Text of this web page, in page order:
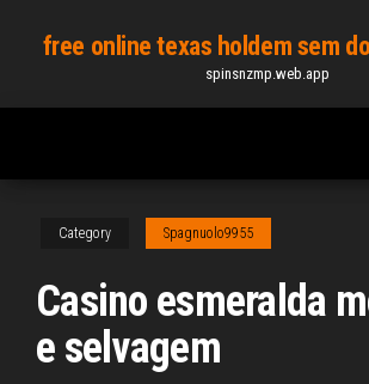
content
free online texas holdem sem
spinsnzmp.web.app
Category Spagnuolo9955
Casino esmeralda
e selvagem